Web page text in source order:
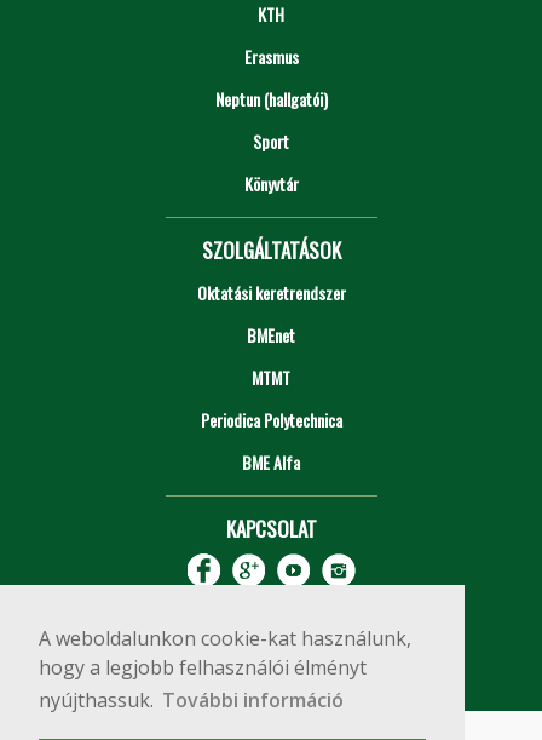
A weboldalunkon cookie-kat használunk,
hogy a legjobb felhasználói élményt
nyújthassuk. További információ
KTH
Erasmus
Neptun (hallgatói)
Sport
Könyvtár
SZOLGÁLTATÁSOK
Oktatási keretrendszer
BMEnet
MTMT
Periodica Polytechnica
BME Alfa
KAPCSOLAT